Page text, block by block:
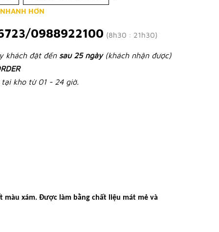
HƠN
0988922100 (8h30 : 21h30)
khách đặt đến sau 25 ngày (khách nhận được)
kho từ 01 - 24 giờ.
xám. Được làm bằng chất liệu mát mẻ và